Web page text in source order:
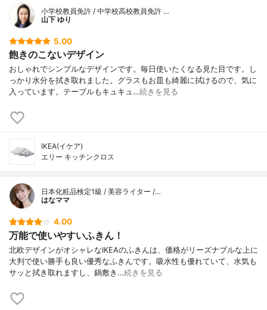
小学校教員免許 / 中学校高校教員免許 …
山下 ゆり
5.00
飽きのこないデザイン
おしゃれでシンプルなデザインです。毎日使いたくなる見た目です。し
っかり水分を拭き取れました。グラスもお皿も綺麗に拭けるので、気に
入っています。テーブルもキュキュ…続きを見る
IKEA(イケア)
エリー キッチンクロス
日本化粧品検定1級 / 美容ライター /…
はなママ
4.00
万能で使いやすいふきん！
北欧デザインがオシャレなIKEAのふきんは、価格がリーズナブルな上に
大判で使い勝手も良い優秀なふきんです。吸水性も優れていて、水気も
サッと拭き取れますし、鍋敷き…続きを見る